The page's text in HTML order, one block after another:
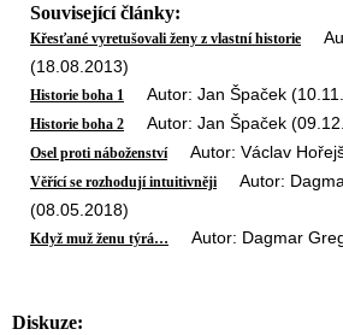
Související články:
Křesťané vyretušovali ženy z vlastní historie
(18.08.2013)
Historie boha 1 Autor: Jan Špaček
Historie boha 2 Autor: Jan Špaček
Osel proti náboženstvíAutor: Václav
Věřící se rozhodují intuitivněji Autor:
(08.05.2018)
Když muž ženu týrá… Autor: Dagmar
Diskuze: